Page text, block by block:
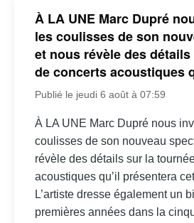
À LA UNE Marc Dupré
les coulisses de son
et nous révèle des
de concerts acoustiques
Publié le jeudi 6 août à 07:59
À LA UNE Marc Dupré nous
coulisses de son nouveau
révèle des détails sur la
acoustiques qu’il présentera
L’artiste dresse également un
premières années dans la